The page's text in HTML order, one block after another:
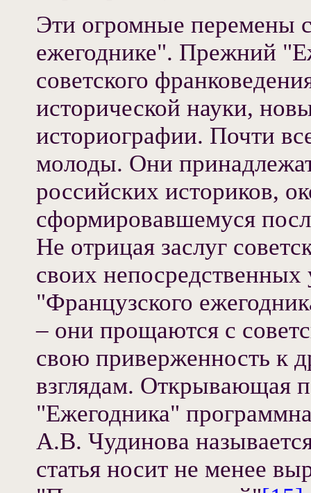
Эти огромные перемены
ежегоднике". Прежний
советского
исторической науки,
историографии. Почти
молоды. Они
российских историков,
сформировавшемуся
Не отрицая заслуг
своих непосредственных
"Французского
– они прощаются с
свою приверженность к
взглядам. Открывающая
"Ежегодника"
А.В. Чудинова
статья носит не менее